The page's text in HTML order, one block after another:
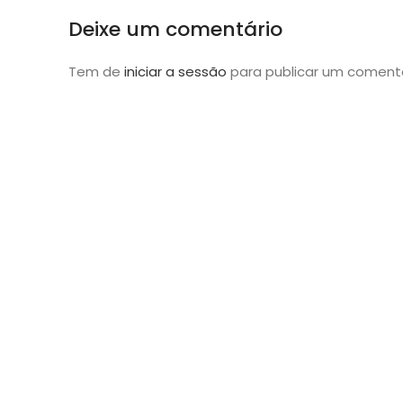
Deixe um comentário
Tem de iniciar a sessão para publicar um